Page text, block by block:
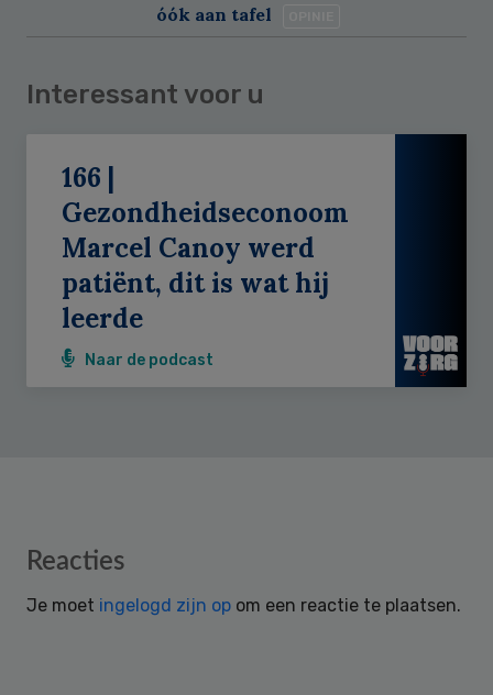
óók aan tafel
Interessant voor u
166 |
Gezondheidseconoom
Marcel Canoy werd
patiënt, dit is wat hij
leerde
Naar de podcast
Reader
Reacties
Je moet ingelogd zijn op om een reactie te plaatsen.